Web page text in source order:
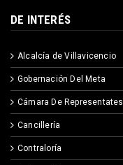
DE INTERÉS
Alcalcía de Villavicencio
Gobernación Del Meta
Cámara De Representates
Cancillería
Contraloría